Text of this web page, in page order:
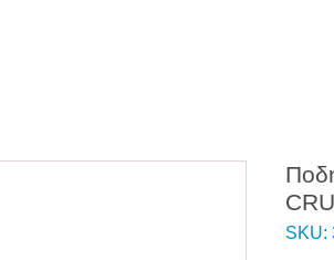
SKU: